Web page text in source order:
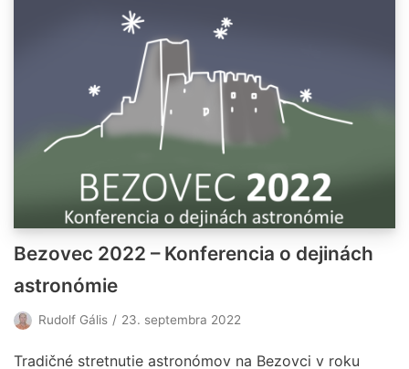
Bezovec 2022 – Konferencia o dejinách
astronómie
Rudolf Gális 23. septembra 2022
Tradičné stretnutie astronómov na Bezovci v roku